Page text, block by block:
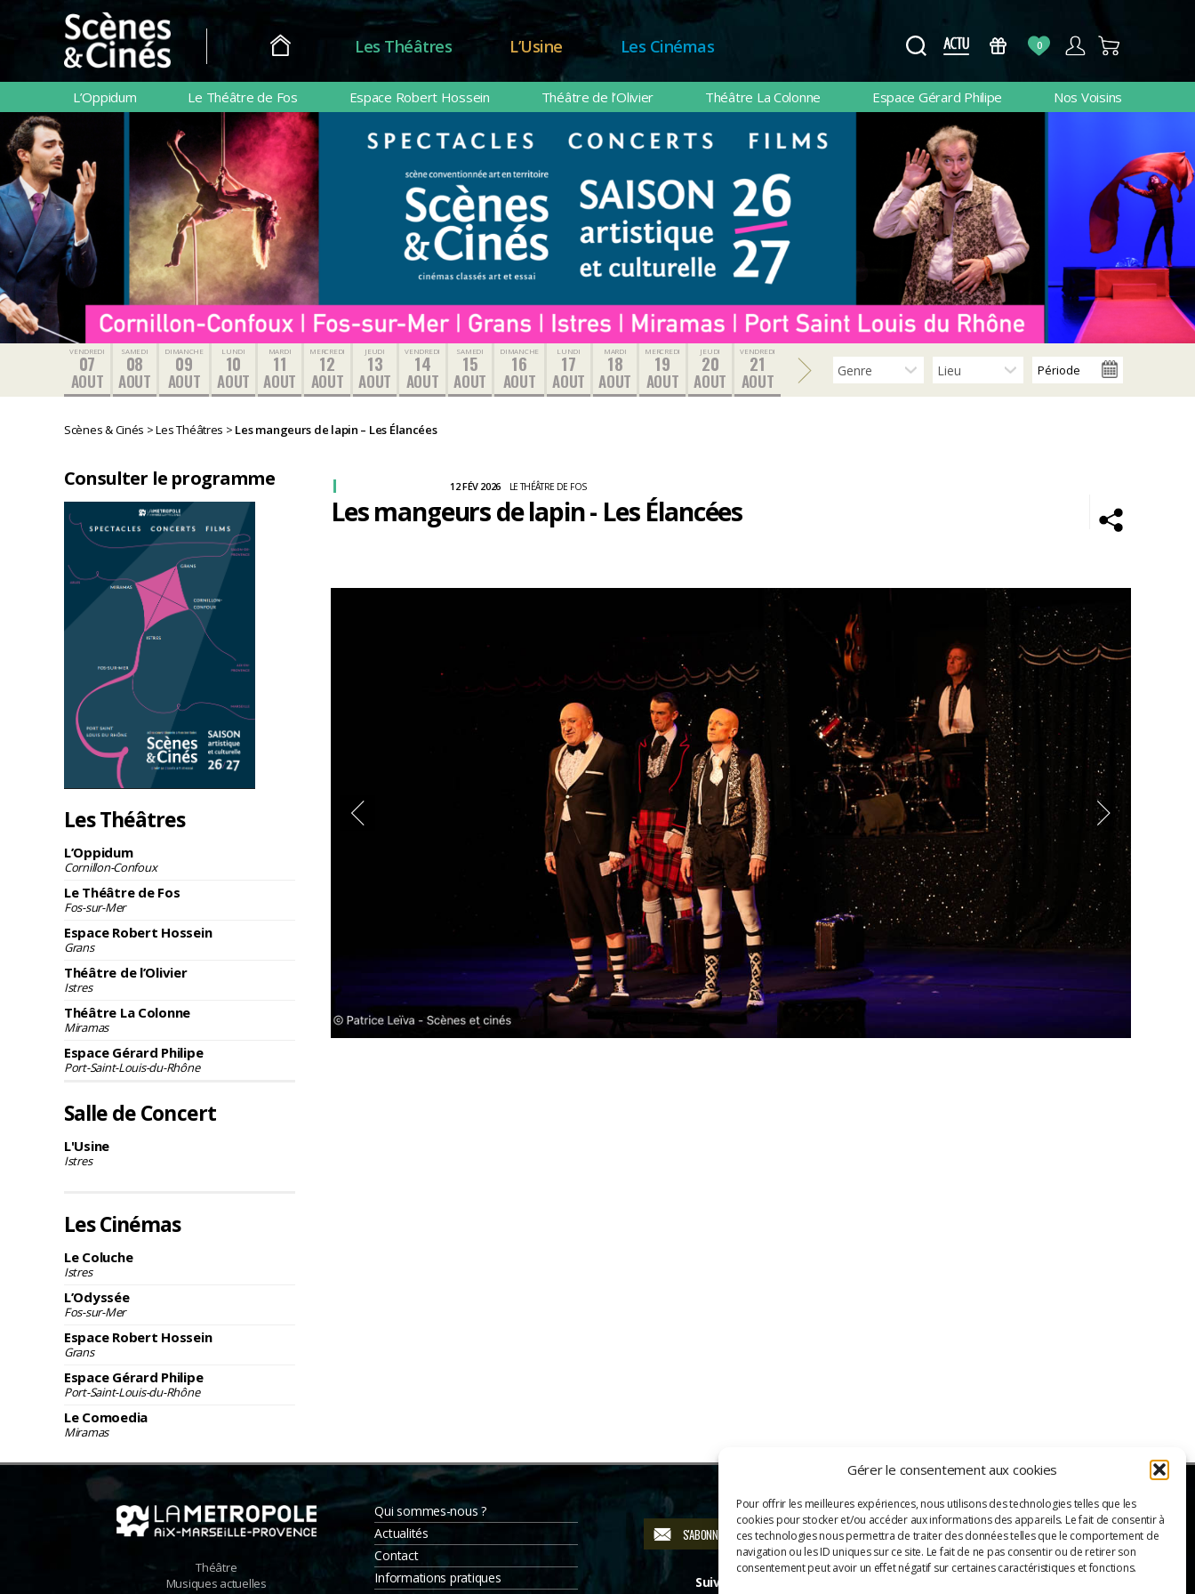
Gérer le consentement aux cookies
Pour offrir les meilleures expériences, nous utilisons des technologies telles que les
cookies pour stocker et/ou accéder aux informations des appareils. Le fait de consentir à
ces technologies nous permettra de traiter des données telles que le comportement de
navigation ou les ID uniques sur ce site. Le fait de ne pas consentir ou de retirer son
consentement peut avoir un effet négatif sur certaines caractéristiques et fonctions.
Scènes
&
Cinés
Les Théâtres L’Usine Les Cinémas 0
L’Oppidum Le Théâtre de Fos Espace Robert Hossein Théâtre de l’Olivier Théâtre La Colonne Espace Gérard Philipe Nos Voisins
VENDREDI
07
AOUT
SAMEDI
08
AOUT
DIMANCHE
09
AOUT
LUNDI
10
AOUT
MARDI
11
AOUT
MERCREDI
12
AOUT
JEUDI
13
AOUT
VENDREDI
14
AOUT
SAMEDI
15
AOUT
DIMANCHE
16
AOUT
LUNDI
17
AOUT
MARDI
18
AOUT
MERCREDI
19
AOUT
JEUDI
20
AOUT
VENDREDI
21
AOUT
Scènes & Cinés >Les Théâtres > Les mangeurs de lapin – Les Élancées
Consulter le programme
Les Théâtres
L’Oppidum
Cornillon-Confoux
Le Théâtre de Fos
Fos-sur-Mer
Espace Robert Hossein
Grans
Théâtre de l’Olivier
Istres
Théâtre La Colonne
Miramas
Espace Gérard Philipe
Port-Saint-Louis-du-Rhône
Salle de Concert
L'Usine
Istres
Les Cinémas
Le Coluche
Istres
L’Odyssée
Fos-sur-Mer
Espace Robert Hossein
Grans
Espace Gérard Philipe
Port-Saint-Louis-du-Rhône
Le Comoedia
Miramas
Les mangeurs de lapin - Les Élancées
12 FÉV 2026 LE THÉÂTRE DE FOS
Théâtre
Musiques actuelles
Qui sommes-nous ?
Actualités
Contact
Informations pratiques
S'ABONNER À LA NEWSLETTER
Suivez-nous